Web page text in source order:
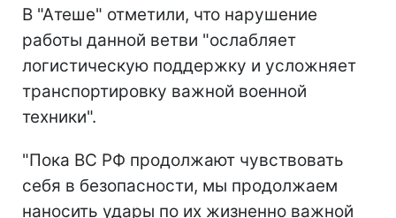
В "Атеше" отметили, что нарушение
работы данной ветви "ослабляет
логистическую поддержку и усложняет
транспортировку важной военной
техники".
"Пока ВС РФ продолжают чувствовать
себя в безопасности, мы продолжаем
наносить удары по их жизненно важной